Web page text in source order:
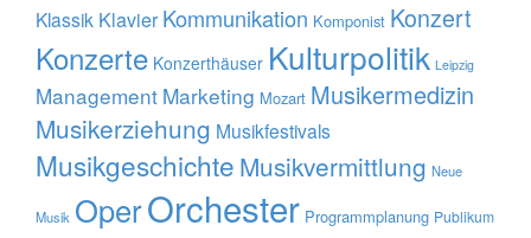
Klassik Klavier Kommunikation Komponist Konzert
Konzerte Konzerthäuser Kulturpolitik Leipzig
Management Marketing Mozart Musikermedizin
Musikerziehung Musikfestivals
Musikgeschichte Musikvermittlung Neue
Musik OperOrchester Programmplanung Publikum